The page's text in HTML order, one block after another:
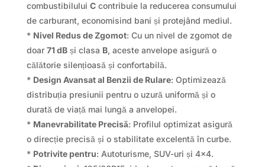
combustibilului Ccontribuie la reducerea consumului
de carburant, economisind bani și protejând mediul.
* Nivel Redus de Zgomot: Cu un nivel de zgomot de
doar 71 dBși clasa B, aceste anvelope asigură o
călătorie silențioasă și confortabilă.
* Design Avansat al Benzii de Rulare: Optimizează
distribuția presiunii pentru o uzură uniformă și o
durată de viață mai lungă a anvelopei.
* Manevrabilitate Precisă: Profilul optimizat asigură
o direcție precisă și o stabilitate excelentă în curbe.
* Potrivite pentru: Autoturisme, SUV-uri și 4×4.